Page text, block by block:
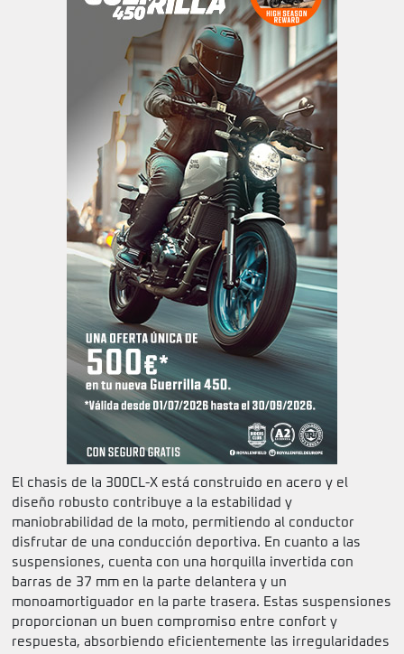
El chasis de la 300CL-X está construido en acero y el
diseño robusto contribuye a la estabilidad y
maniobrabilidad de la moto, permitiendo al conductor
disfrutar de una conducción deportiva. En cuanto a las
suspensiones, cuenta con una horquilla invertida con
barras de 37 mm en la parte delantera y un
monoamortiguador en la parte trasera. Estas suspensiones
proporcionan un buen compromiso entre confort y
respuesta, absorbiendo eficientemente las irregularidades